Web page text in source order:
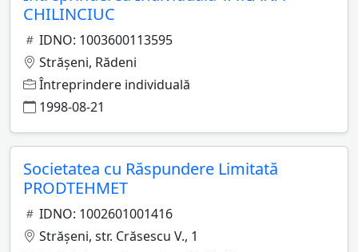
CHILINCIUC
IDNO: 1003600113595
Străşeni, Rădeni
Întreprindere individuală
1998-08-21
Societatea cu Răspundere Limitată
PRODTEHMET
IDNO: 1002601001416
Străşeni, str. Crăsescu V., 1